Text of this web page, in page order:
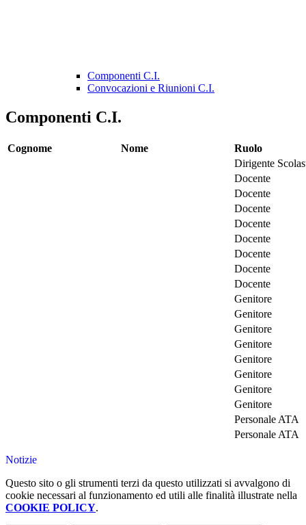
Componenti C.I.
Convocazioni e Riunioni C.I.
Componenti C.I.
Cognome Nome
Ruolo
Dirigente
Docente
Docente
Docente
Docente
Docente
Docente
Docente
Docente
Genitore
Genitore
Genitore
Genitore
Genitore
Genitore
Genitore
Genitore
Personale ATA
Personale ATA
Notizie
Questo sito o gli strumenti terzi da questo utilizzati si avvalgono di
cookie necessari al funzionamento ed utili alle finalità illustrate nella
COOKIE POLICY.